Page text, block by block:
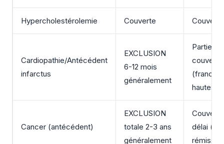
Hypercholestérolemie Couverte Couverte
Cardiopathie/Antécédent
infarctus
EXCLUSION
6-12 mois
généralement
couverte
hautes)
Cancer (antécédent)
EXCLUSION
totale 2-3 ans
généralement
délai (si